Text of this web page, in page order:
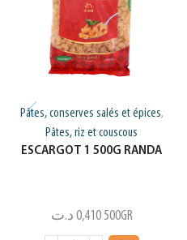
Pâtes, conserves salés et épices,
Pâtes, riz et couscous
ESCARGOT 1 500G RANDA
0,410 د.ت 500GR